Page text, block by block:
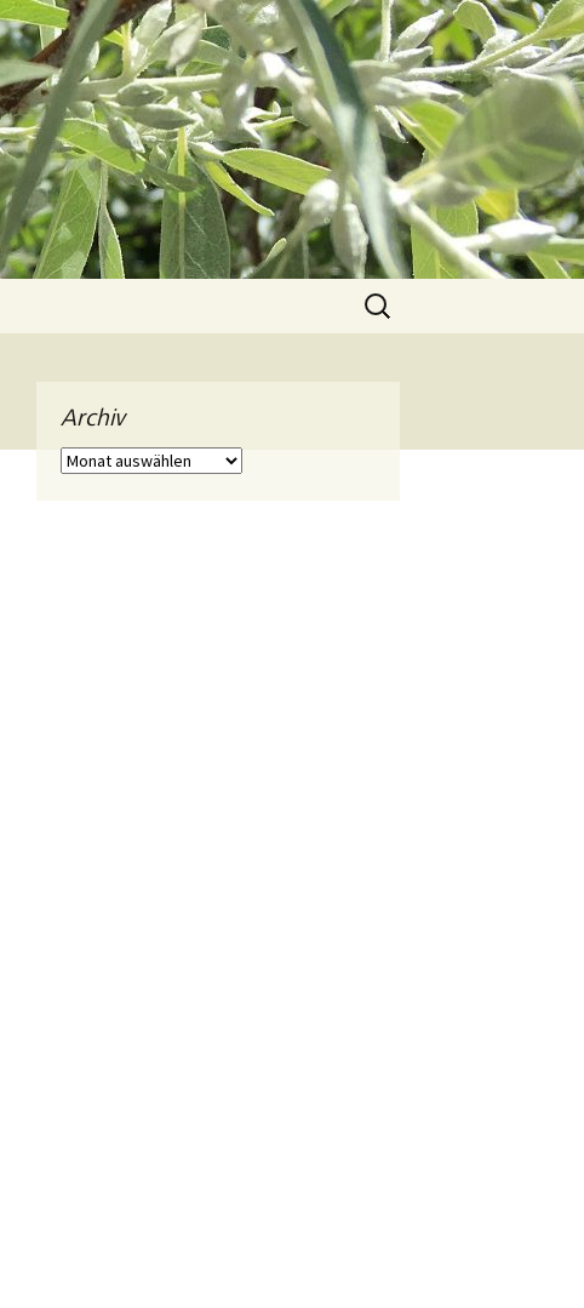
Suchen
nach:
Archiv
Archiv